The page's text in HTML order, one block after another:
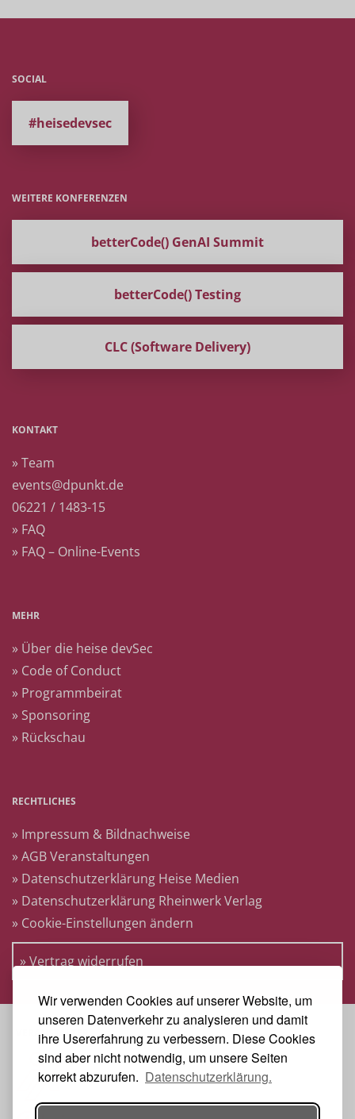
Wir verwenden Cookies auf unserer Website, um
unseren Datenverkehr zu analysieren und damit
ihre Usererfahrung zu verbessern. Diese Cookies
sind aber nicht notwendig, um unsere Seiten
korrekt abzurufen. Datenschutzerklärung.
SOCIAL
#heisedevsec
WEITERE KONFERENZEN
betterCode() GenAI Summit
betterCode() Testing
CLC (Software Delivery)
KONTAKT
» Team
events@dpunkt.de
06221 / 1483-15
» FAQ
» FAQ – Online-Events
MEHR
» Über die heise devSec
» Code of Conduct
» Programmbeirat
» Sponsoring
» Rückschau
RECHTLICHES
» Impressum & Bildnachweise
» AGB Veranstaltungen
» Datenschutzerklärung Heise Medien
» Datenschutzerklärung Rheinwerk Verlag
» Cookie-Einstellungen ändern
» Vertrag widerrufen
VERANSTALTER